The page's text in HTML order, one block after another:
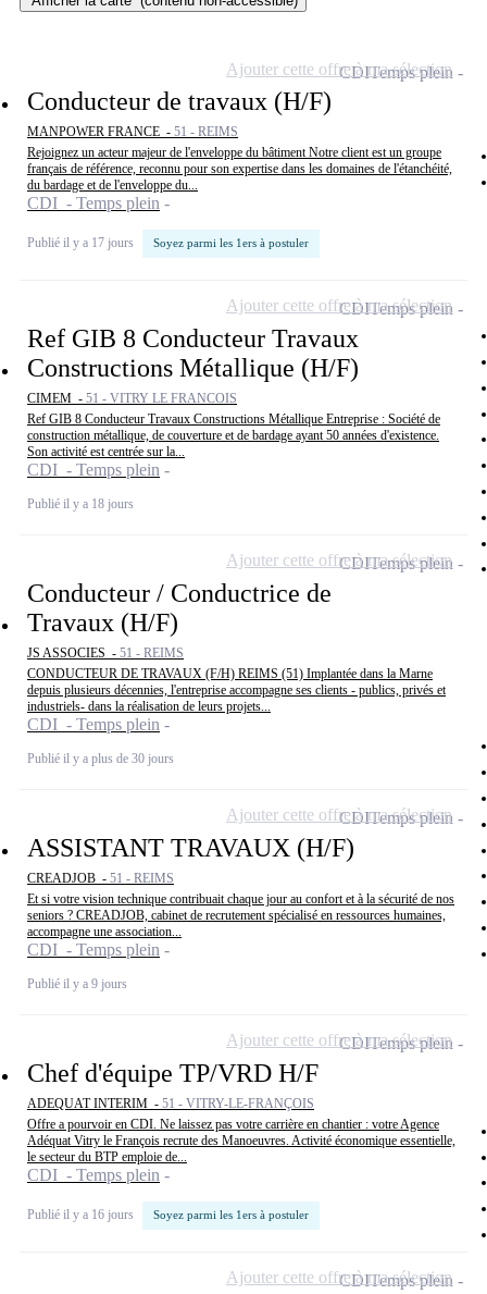
Conducteur de travaux (H/F)
MANPOWER FRANCE - 51 - REIMS
Rejoignez un acteur majeur de l'enveloppe du bâtiment Notre client est un groupe
français de référence, reconnu pour son expertise dans les domaines de l'étanchéité,
du bardage et de l'enveloppe du...
CDI - Temps plein
Publié il y a 17 jours Soyez parmi les 1ers à postuler
CDITemps plein
Ajouter cette offre à ma sélection
Ref GIB 8 Conducteur Travaux
Constructions Métallique (H/F)
CIMEM - 51 - VITRY LE FRANCOIS
Ref GIB 8 Conducteur Travaux Constructions Métallique Entreprise : Société de
construction métallique, de couverture et de bardage ayant 50 années d'existence.
Son activité est centrée sur la...
CDI - Temps plein
Publié il y a 18 jours
CDITemps plein
Ajouter cette offre à ma sélection
Conducteur / Conductrice de
Travaux (H/F)
JS ASSOCIES - 51 - REIMS
CONDUCTEUR DE TRAVAUX (F/H) REIMS (51) Implantée dans la Marne
depuis plusieurs décennies, l'entreprise accompagne ses clients - publics, privés et
industriels- dans la réalisation de leurs projets...
CDI - Temps plein
Publié il y a plus de 30 jours
CDITemps plein
Ajouter cette offre à ma sélection
ASSISTANT TRAVAUX (H/F)
CREADJOB - 51 - REIMS
Et si votre vision technique contribuait chaque jour au confort et à la sécurité de nos
seniors ? CREADJOB, cabinet de recrutement spécialisé en ressources humaines,
accompagne une association...
CDI - Temps plein
Publié il y a 9 jours
CDITemps plein
Ajouter cette offre à ma sélection
Chef d'équipe TP/VRD H/F
ADEQUAT INTERIM - 51 - VITRY-LE-FRANÇOIS
Offre a pourvoir en CDI. Ne laissez pas votre carrière en chantier : votre Agence
Adéquat Vitry le François recrute des Manoeuvres. Activité économique essentielle,
le secteur du BTP emploie de...
CDI - Temps plein
Publié il y a 16 jours Soyez parmi les 1ers à postuler
CDITemps plein
Ajouter cette offre à ma sélection
CDITemps plein
Ajouter cette offre à ma sélection